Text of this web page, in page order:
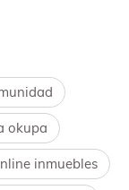
okupa
inmuebles